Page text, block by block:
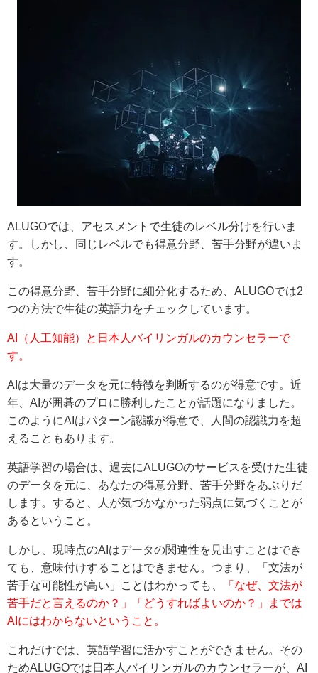
ALUGOでは、アセスメントで生徒のレベル分けを行いま
す。しかし、同じレベルでも得意分野、苦手分野が違いま
す。
この得意分野、苦手分野に細分化するため、ALUGOでは2
つの方法で生徒の英語力をチェックしています。
AI（人工知能）と日本人バイリンガルのカウンセラーで
す。
AIは大量のデータを元に特徴を判断するのが得意です。近
年、AIが囲碁のプロに勝利したことが話題になりました。
このようにAIはパターン認識が得意で、人間の認識力を超
えることもあります。
英語学習の場合は、過去にALUGOのサービスを受けた生徒
のデータを元に、あなたの得意分野、苦手分野をあぶりだ
します。すると、人が気づかなかった弱点に気づくことが
あるということ。
しかし、現時点のAIはデータの関連性を見出すことはでき
ても、意味付けすることはできません。つまり、「文法が
苦手な可能性が高い」ことはわかっても、
「なぜ、文法が
苦手だと言えるのか？」「どうすればよいのか？」までは
AIにはわからないということ。
これだけでは、英語学習に活かすことができません。その
ためALUGOでは日本人バイリンガルのカウンセラーが、AI